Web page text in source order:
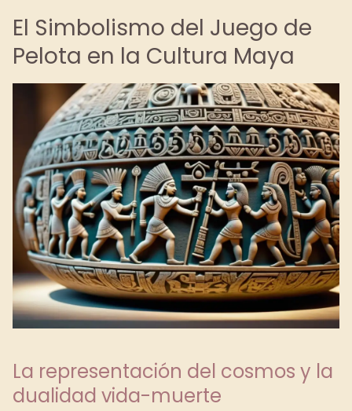
El Simbolismo del Juego de
Pelota en la Cultura Maya
La representación del cosmos y la
dualidad vida-muerte